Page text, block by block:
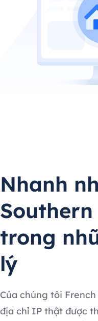
Nhanh
trong
lý
Của chúng tôi
địa chỉ IP thật được